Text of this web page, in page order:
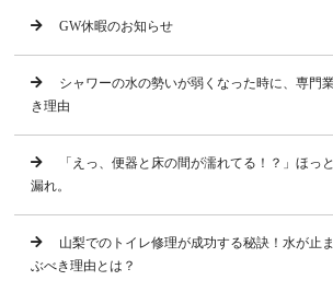
GW休暇のお知らせ
シャワーの水の勢いが弱くなった時に、専門
き理由
「えっ、便器と床の間が濡れてる！？」ほっ
漏れ。
山梨でのトイレ修理が成功する秘訣！水が止
ぶべき理由とは？